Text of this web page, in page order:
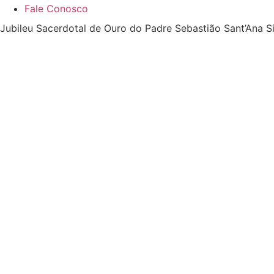
Fale Conosco
Jubileu Sacerdotal de Ouro do Padre Sebastião Sant’Ana